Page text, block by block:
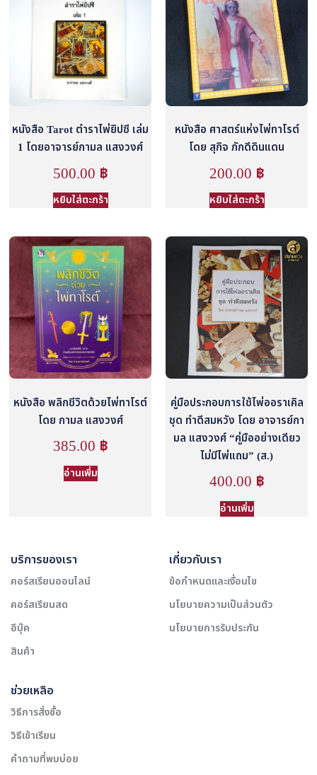
หนังสือ Tarot ตำราไพ่ยิปซี เล่ม
1 โดยอาจารย์กามล แสงวงศ์
500.00 ฿
หยิบใส่ตะกร้า
หนังสือ ศาสตร์แห่งไพ่ทาโรต์
โดย สุกิจ ภักดีดินแดน
200.00 ฿
หยิบใส่ตะกร้า
หนังสือ พลิกชีวิตด้วยไพ่ทาโรต์
โดย กามล แสงวงศ์
385.00 ฿
อ่านเพิ่ม
คู่มือประกอบการใช้ไพ่ออราเคิล
ชุด ทำดีสมหวัง โดย อาจารย์กา
มล แสงวงศ์ “คู่มืออย่างเดียว
ไม่มีไพ่แถม” (ส.)
400.00 ฿
อ่านเพิ่ม
บริการของเรา
คอร์สเรียนออนไลน์
คอร์สเรียนสด
อีบุ๊ค
สินค้า
เกี่ยวกับเรา
ข้อกำหนดและเงื่อนไข
นโยบายความเป็นส่วนตัว
นโยบายการรับประกัน
ช่วยเหลือ
วิธีการสั่งซื้อ
วิธีเข้าเรียน
คำถามที่พบบ่อย